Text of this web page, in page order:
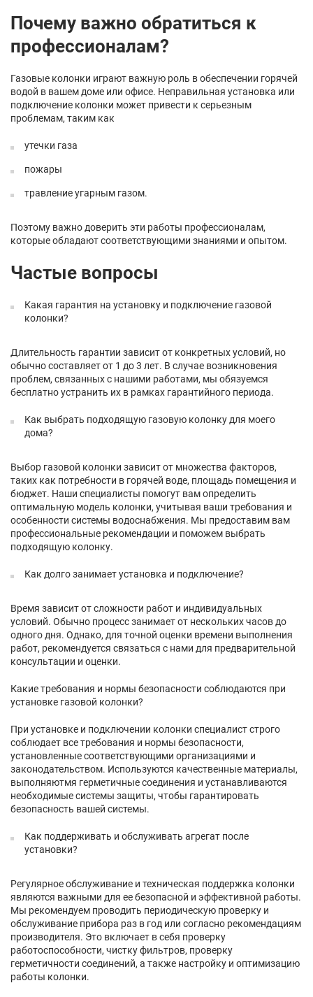
Почему важно обратиться к
профессионалам?
Газовые колонки играют важную роль в обеспечении горячей
водой в вашем доме или офисе. Неправильная установка или
подключение колонки может привести к серьезным
проблемам, таким как
утечки газа
пожары
травление угарным газом.
Поэтому важно доверить эти работы профессионалам,
которые обладают соответствующими знаниями и опытом.
Частые вопросы
Какая гарантия на установку и подключение газовой
колонки?
Длительность гарантии зависит от конкретных условий, но
обычно составляет от 1 до 3 лет. В случае возникновения
проблем, связанных с нашими работами, мы обязуемся
бесплатно устранить их в рамках гарантийного периода.
Как выбрать подходящую газовую колонку для моего
дома?
Выбор газовой колонки зависит от множества факторов,
таких как потребности в горячей воде, площадь помещения и
бюджет. Наши специалисты помогут вам определить
оптимальную модель колонки, учитывая ваши требования и
особенности системы водоснабжения. Мы предоставим вам
профессиональные рекомендации и поможем выбрать
подходящую колонку.
Как долго занимает установка и подключение?
Время зависит от сложности работ и индивидуальных
условий. Обычно процесс занимает от нескольких часов до
одного дня. Однако, для точной оценки времени выполнения
работ, рекомендуется связаться с нами для предварительной
консультации и оценки.
Какие требования и нормы безопасности соблюдаются при
установке газовой колонки?
При установке и подключении колонки специалист строго
соблюдает все требования и нормы безопасности,
установленные соответствующими организациями и
законодательством. Используются качественные материалы,
выполняютмя герметичные соединения и устанавливаются
необходимые системы защиты, чтобы гарантировать
безопасность вашей системы.
Как поддерживать и обслуживать агрегат после
установки?
Регулярное обслуживание и техническая поддержка колонки
являются важными для ее безопасной и эффективной работы.
Мы рекомендуем проводить периодическую проверку и
обслуживание прибора раз в год или согласно рекомендациям
производителя. Это включает в себя проверку
работоспособности, чистку фильтров, проверку
герметичности соединений, а также настройку и оптимизацию
работы колонки.